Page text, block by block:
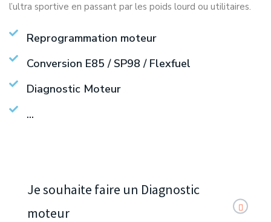
l’ultra sportive en passant par les poids lourd ou utilitaires.
Reprogrammation moteur
Conversion E85 / SP98 / Flexfuel
Diagnostic Moteur
...
Je souhaite faire un Diagnostic
moteur